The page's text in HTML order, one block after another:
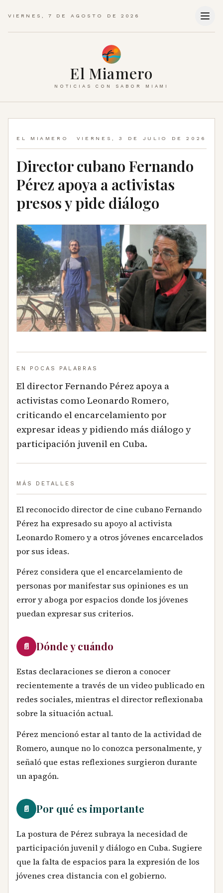
VIERNES, 7 DE AGOSTO DE 2026
El Miamero
NOTICIAS CON SABOR MIAMI
EL MIAMERO VIERNES, 3 DE JULIO DE 2026
Director cubano Fernando
Pérez apoya a activistas
presos y pide diálogo
EN POCAS PALABRAS
El director Fernando Pérez apoya a
activistas como Leonardo Romero,
criticando el encarcelamiento por
expresar ideas y pidiendo más diálogo y
participación juvenil en Cuba.
MÁS DETALLES
El reconocido director de cine cubano Fernando
Pérez ha expresado su apoyo al activista
Leonardo Romero y a otros jóvenes encarcelados
por sus ideas.
Pérez considera que el encarcelamiento de
personas por manifestar sus opiniones es un
error y aboga por espacios donde los jóvenes
puedan expresar sus criterios.
📄 Dónde y cuándo
Estas declaraciones se dieron a conocer
recientemente a través de un video publicado en
redes sociales, mientras el director reflexionaba
sobre la situación actual.
Pérez mencionó estar al tanto de la actividad de
Romero, aunque no lo conozca personalmente, y
señaló que estas reflexiones surgieron durante
un apagón.
📄 Por qué es importante
La postura de Pérez subraya la necesidad de
participación juvenil y diálogo en Cuba. Sugiere
que la falta de espacios para la expresión de los
jóvenes crea distancia con el gobierno.